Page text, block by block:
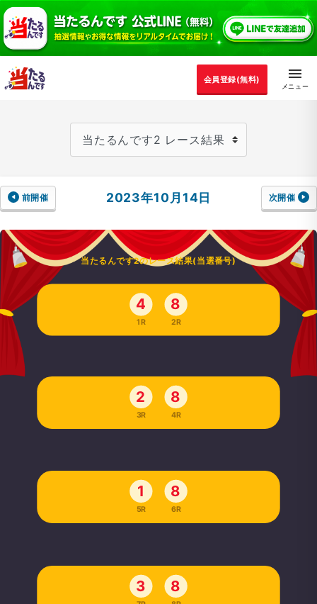
会員登録(無料)
前開催 2023年10月14日 次開催
当たるんです2のレース結果(当選番号)
4
1R
8
2R
2
3R
8
4R
1
5R
8
6R
3 8